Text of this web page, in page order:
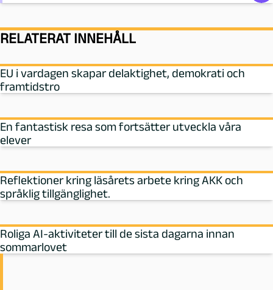
RELATERAT INNEHÅLL
EU i vardagen skapar delaktighet, demokrati och
framtidstro
En fantastisk resa som fortsätter utveckla våra
elever
Reflektioner kring läsårets arbete kring AKK och
språklig tillgänglighet.
Roliga AI-aktiviteter till de sista dagarna innan
sommarlovet